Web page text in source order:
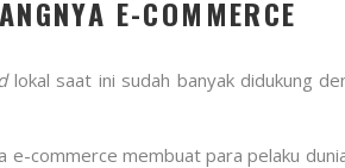
E-COMMERCE
lokal saat ini sudah banyak didukung
e-commerce membuat para pelaku